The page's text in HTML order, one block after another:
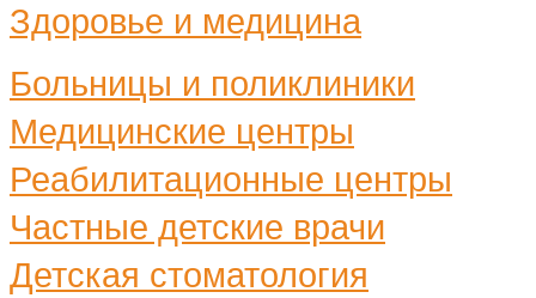
Здоровье и медицина
Больницы и поликлиники
Медицинские центры
Реабилитационные центры
Частные детские врачи
Детская стоматология